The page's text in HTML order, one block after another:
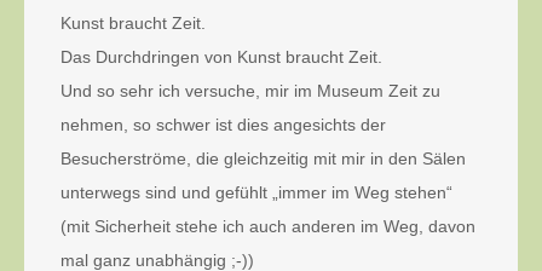
Kunst braucht Zeit.
Das Durchdringen von Kunst braucht Zeit.
Und so sehr ich versuche, mir im Museum Zeit zu
nehmen, so schwer ist dies angesichts der
Besucherströme, die gleichzeitig mit mir in den Sälen
unterwegs sind und gefühlt „immer im Weg stehen“
(mit Sicherheit stehe ich auch anderen im Weg, davon
mal ganz unabhängig ;-))